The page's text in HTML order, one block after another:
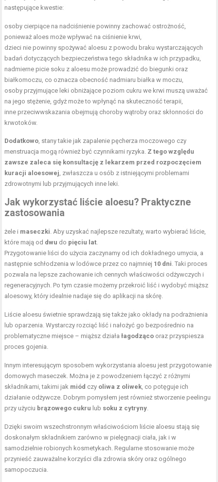
następujące kwestie:
osoby cierpiące na nadciśnienie powinny zachować ostrożność,
ponieważ aloes może wpływać na ciśnienie krwi,
dzieci nie powinny spożywać aloesu z powodu braku wystarczających
badań dotyczących bezpieczeństwa tego składnika w ich przypadku,
nadmierne picie soku z aloesu może prowadzić do biegunki oraz
białkomoczu, co oznacza obecność nadmiaru białka w moczu,
osoby przyjmujące leki obniżające poziom cukru we krwi muszą uważać
na jego stężenie, gdyż może to wpłynąć na skuteczność terapii,
inne przeciwwskazania obejmują choroby wątroby oraz skłonności do
krwotoków.
Dodatkowo, stany takie jak zapalenie pęcherza moczowego czy
menstruacja mogą również być czynnikami ryzyka. Z tego względu
zawsze zaleca się konsultację z lekarzem przed rozpoczęciem
kuracji aloesowej, zwłaszcza u osób z istniejącymi problemami
zdrowotnymi lub przyjmujących inne leki.
Jak wykorzystać liście aloesu? Praktyczne
zastosowania
żele i maseczki. Aby uzyskać najlepsze rezultaty, warto wybierać liście,
które mają od dwu do pięciu lat.
Przygotowanie liści do użycia zaczynamy od ich dokładnego umycia, a
następnie schłodzenia w lodówce przez co najmniej 10 dni. Taki proces
pozwala na lepsze zachowanie ich cennych właściwości odżywczych i
regeneracyjnych. Po tym czasie możemy przekroić liść i wydobyć miąższ
aloesowy, który idealnie nadaje się do aplikacji na skórę.
Liście aloesu świetnie sprawdzają się także jako okłady na podrażnienia
lub oparzenia. Wystarczy rozciąć liść i nałożyć go bezpośrednio na
problematyczne miejsce – miąższ działałagodząco oraz przyspiesza
proces gojenia.
Innym interesującym sposobem wykorzystania aloesu jest przygotowanie
domowych maseczek. Można je z powodzeniem łączyć z różnymi
składnikami, takimi jak miód czy oliwa z oliwek, co potęguje ich
działanie odżywcze. Dobrym pomysłem jest również stworzenie peelingu
przy użyciu brązowego cukru lub soku z cytryny.
Dzięki swoim wszechstronnym właściwościom liście aloesu stają się
doskonałym składnikiem zarówno w pielęgnacji ciała, jak i w
samodzielnie robionych kosmetykach. Regularne stosowanie może
przynieść zauważalne korzyści dla zdrowia skóry oraz ogólnego
samopoczucia.